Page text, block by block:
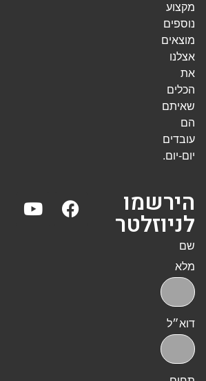
מקצוע
נוספים
מוצאים
אצלנו
את
הכלים
שאיתם
הם
עובדים
יום-יום.
הירשמו
לניוזלטר
שם
מלא
דוא״ל